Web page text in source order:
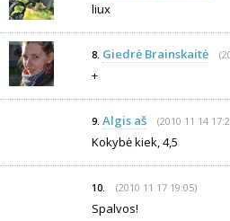
liux
8. Giedrė Brainskaitė
+
9. Algis aš (2010 11 14
Kokybė kiek, 4,5
10. (2010 11 17 19:05)
Spalvos!